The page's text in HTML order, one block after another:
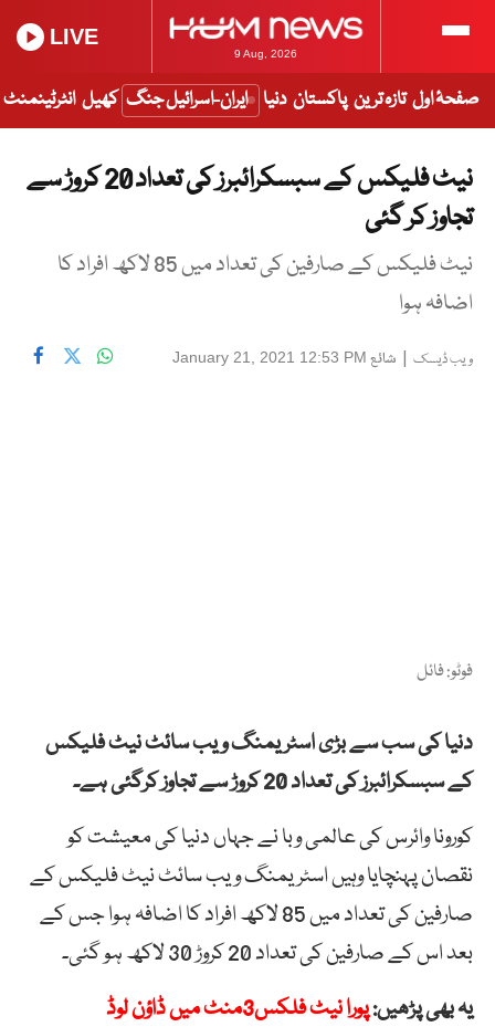
9 Aug, 2026
LIVE
صفحۂ اول تازہ ترین پاکستان دنیا ایران-اسرائیل جنگ کھیل انٹرٹینمنٹ
نیٹ فلیکس کے سبسکرائبرز کی تعداد 20 کروڑ سے
تجاوز کر گئی
نیٹ فلیکس کے صارفین کی تعداد میں 85 لاکھ افراد کا
اضافہ ہوا
ویب ڈیسک | شائع January 21, 2021 12:53 PM
فوٹو: فائل
دنیا کی سب سے بڑی اسٹریمنگ ویب سائٹ نیٹ فلیکس
کے سبسکرائبرز کی تعداد 20 کروڑ سے تجاوز کرگئی ہے۔
کورونا وائرس کی عالمی وبا نے جہاں دنیا کی معیشت کو
نقصان پہنچایا وہیں اسٹریمنگ ویب سائٹ نیٹ فلیکس کے
صارفین کی تعداد میں 85 لاکھ افراد کا اضافہ ہوا جس کے
بعد اس کے صارفین کی تعداد 20 کروڑ 30 لاکھ ہو گئی۔
یہ بھی پڑھیں:پورا نیٹ فلکس3منٹ میں ڈاؤن لوڈ